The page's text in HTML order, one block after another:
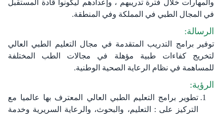
والمهارات خلال فترة تدريبهم ، وإعدادهم ليكونوا قادة المستقبل
في المجال الطبي في المملكة وفي المنطقة.
الرسالة:
توفير برامج التدريب المتقدمة في مجال التعليم الطبي العالي
لتخريج كفاءات طبية مؤهلة في مجالات الطب المختلفة
للمساهمة في نظام الرعاية الصحية الوطنية.
الرؤية:
تطوير برامج التعليم الطبي العالي المعترف بها عالميا مع
التركيز على : التعليم، والبحوث، والرعاية السريرية وخدمة